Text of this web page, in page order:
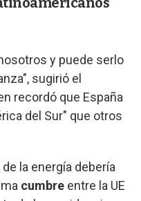
y puede serlo
sugirió el
recordó que España
del Sur" que otros
la energía debería
cumbre entre la UE